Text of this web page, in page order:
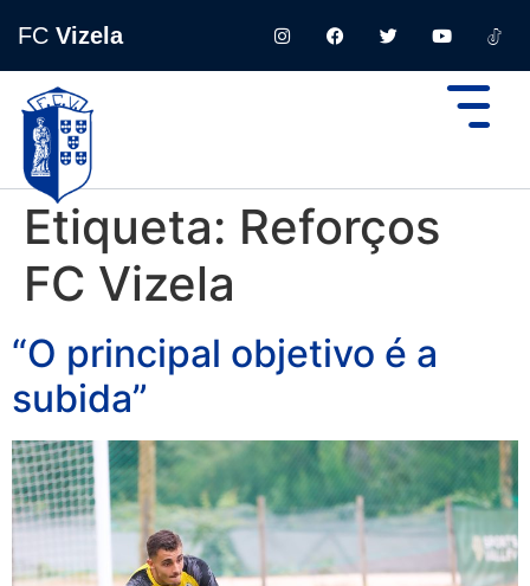
FC Vizela
Etiqueta: Reforços
FC Vizela
“O principal objetivo é a
subida”